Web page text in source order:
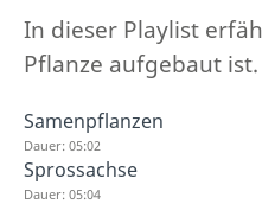
In dieser Playlist
Pflanze aufgebaut ist.
Samenpflanzen
Dauer: 05:02
Sprossachse
Dauer: 05:04